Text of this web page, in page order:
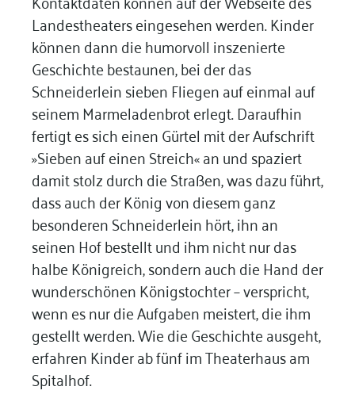
Landestheaters eingesehen werden. Kinder
können dann die humorvoll inszenierte
Geschichte bestaunen, bei der das
Schneiderlein sieben Fliegen auf einmal auf
seinem Marmeladenbrot erlegt. Daraufhin
fertigt es sich einen Gürtel mit der Aufschrift
»Sieben auf einen Streich« an und spaziert
damit stolz durch die Straßen, was dazu führt,
dass auch der König von diesem ganz
besonderen Schneiderlein hört, ihn an
seinen Hof bestellt und ihm nicht nur das
halbe Königreich, sondern auch die Hand der
wunderschönen Königstochter – verspricht,
wenn es nur die Aufgaben meistert, die ihm
gestellt werden. Wie die Geschichte ausgeht,
erfahren Kinder ab fünf im Theaterhaus am
Spitalhof.